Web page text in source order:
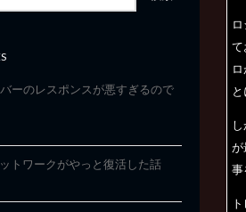
て
が
事
ーのレスポンスが悪すぎるので
トワークがやっと復活した話